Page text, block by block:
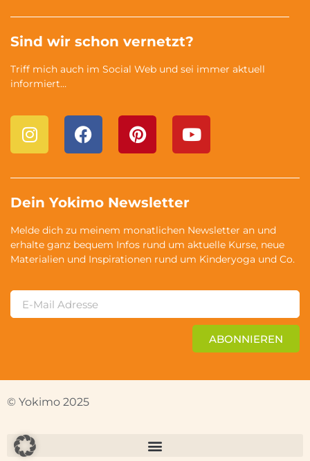
Sind wir schon vernetzt?
Triff mich auch im Social Web und sei immer aktuell
informiert…
Dein Yokimo Newsletter
Melde dich zu meinem monatlichen Newsletter an und
erhalte ganz bequem Infos rund um aktuelle Kurse, neue
Materialien und Inspirationen rund um Kinderyoga und Co.
ABONNIEREN
© Yokimo 2025